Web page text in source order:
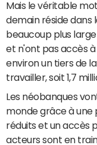
Mais le véritable
demain réside dans
beaucoup plus
et n'ont pas accès
environ un tiers de
travailler, soit 1,7
Les néobanques
monde grâce à une
réduits et un accès
acteurs sont en